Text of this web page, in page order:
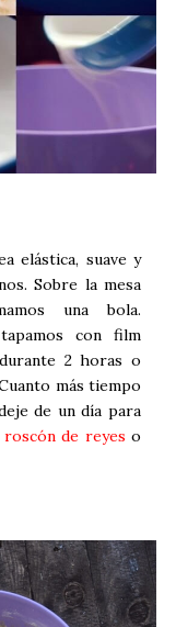
elástica, suave y
Sobre la mesa
una bola.
con film
2 horas o
más tiempo
de un día para
roscón de reyes o